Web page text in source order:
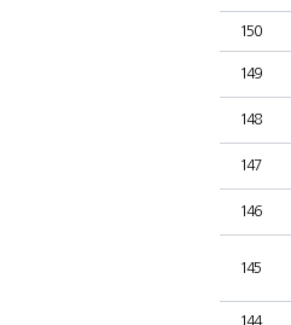
150
149
148
147
146
145
144